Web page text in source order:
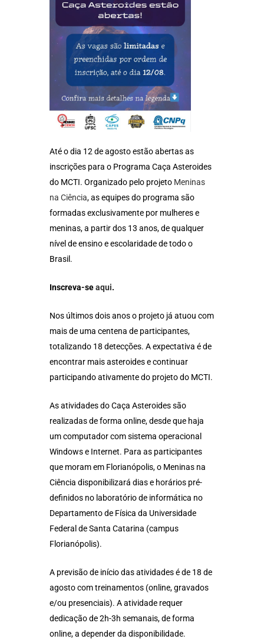
Até o dia 12 de agosto estão abertas as
inscrições para o Programa Caça Asteroides
do MCTI. Organizado pelo projeto Meninas
na Ciência, as equipes do programa são
formadas exclusivamente por mulheres e
meninas, a partir dos 13 anos, de qualquer
nível de ensino e escolaridade de todo o
Brasil.
Inscreva-seaqui.
Nos últimos dois anos o projeto já atuou com
mais de uma centena de participantes,
totalizando 18 detecções. A expectativa é de
encontrar mais asteroides e continuar
participando ativamente do projeto do MCTI.
As atividades do Caça Asteroides são
realizadas de forma online, desde que haja
um computador com sistema operacional
Windows e Internet. Para as participantes
que moram em Florianópolis, o Meninas na
Ciência disponibilizará dias e horários pré-
definidos no laboratório de informática no
Departamento de Física da Universidade
Federal de Santa Catarina (campus
Florianópolis).
A previsão de início das atividades é de 18 de
agosto com treinamentos (online, gravados
e/ou presenciais). A atividade requer
dedicação de 2h-3h semanais, de forma
online, a depender da disponibilidade.